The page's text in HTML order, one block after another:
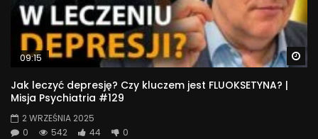
09:15
Jak leczyć depresję? Czy kluczem jest FLUOKSETYNA? |
Misja Psychiatria #129
2 WRZEŚNIA 2025
0
542 44 0